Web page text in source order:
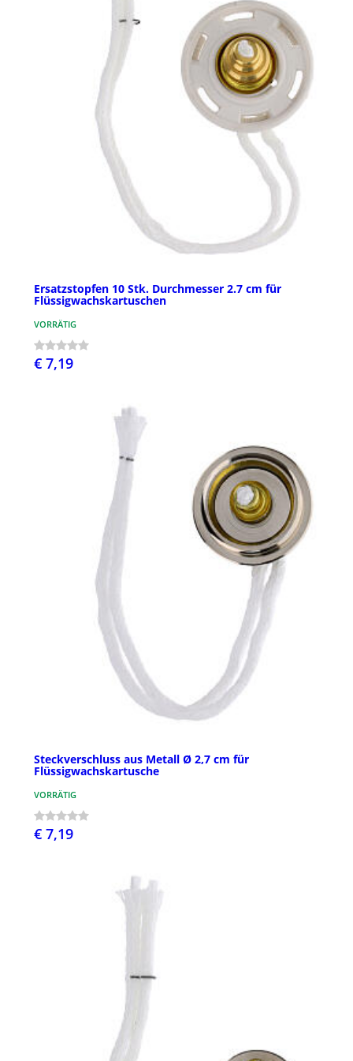
Ersatzstopfen 10 Stk. Durchmesser 2.7 cm für
Flüssigwachskartuschen
VORRÄTIG
€ 7,19
Steckverschluss aus Metall Ø 2,7 cm für
Flüssigwachskartusche
VORRÄTIG
€ 7,19